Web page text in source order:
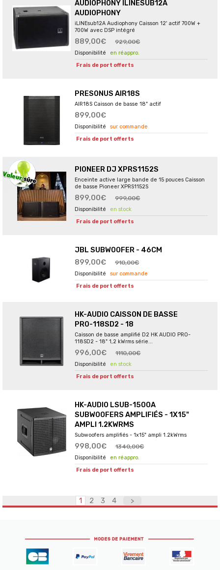
AUDIOPHONY ILINESUB12A
AUDIOPHONY
iLINEsub12A Audiophony Caisson 12' actif 700W +
700W avec DSP intégré
889,00€ 929,00€
en réappro.
Frais de port offerts
PRESONUS AIR18S
AIR18S Caisson de basse 18" actif
899,00€
sur commande
Frais de port offerts
PIONEER DJ XPRS1152S
Enceinte active large bande de 15 pouces Caisson
de basse Pioneer XPRS1152S
899,00€ 999,00€
en stock
Frais de port offerts
JBL SUBWOOFER - 46CM
899,00€
910,00€
sur commande
Frais de port offerts
HK-AUDIO CAISSON DE BASSE
PRO-118SD2 - 18
Caisson de basse amplifié D2 HK AUDIO PRO-
118SD2 - 18" 1,2 kWrms série...
996,00€ 1110,00€
en stock
Frais de port offerts
HK-AUDIO LSUB-1500A
SUBWOOFERS AMPLIFIÉS - 1X15"
AMPLI 1.2KWRMS
Subwoofers amplifiés - 1x15" ampli 1.2kWrms
998,00€ 1340,00€
en réappro.
Frais de port offerts
1 2 3 4 >